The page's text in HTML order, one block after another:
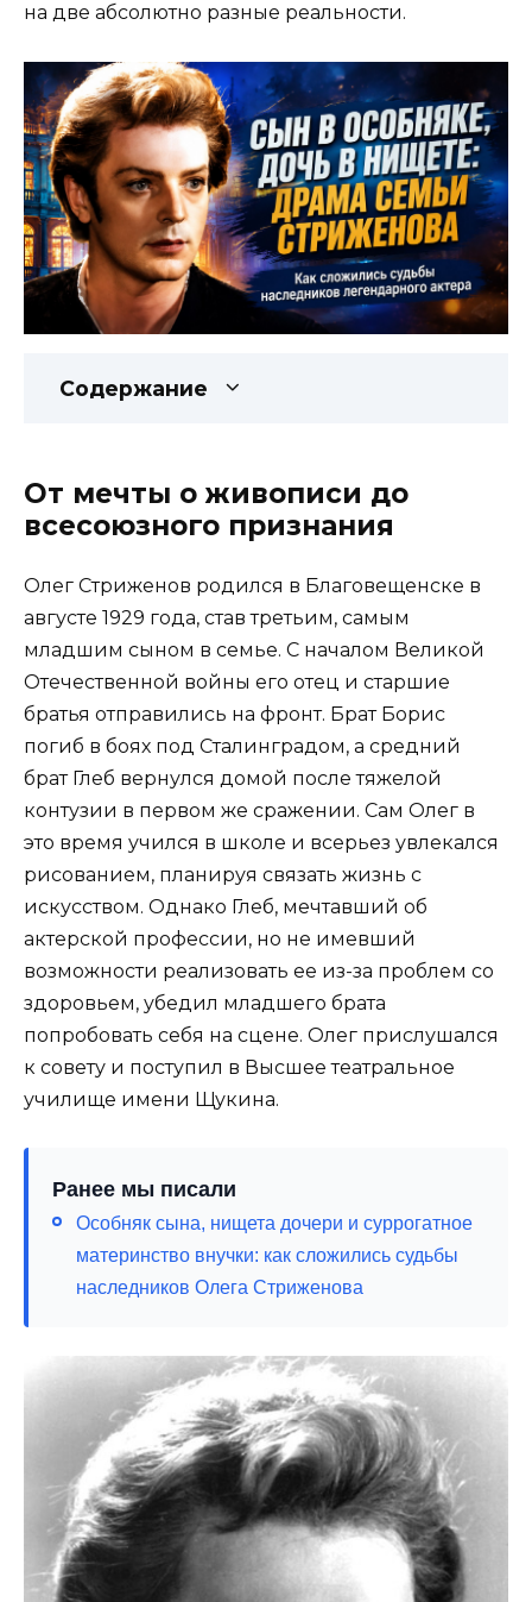
на две абсолютно разные реальности.
Содержание
От мечты о живописи до
всесоюзного признания
Олег Стриженов родился в Благовещенске в
августе 1929 года, став третьим, самым
младшим сыном в семье. С началом Великой
Отечественной войны его отец и старшие
братья отправились на фронт. Брат Борис
погиб в боях под Сталинградом, а средний
брат Глеб вернулся домой после тяжелой
контузии в первом же сражении. Сам Олег в
это время учился в школе и всерьез увлекался
рисованием, планируя связать жизнь с
искусством. Однако Глеб, мечтавший об
актерской профессии, но не имевший
возможности реализовать ее из-за проблем со
здоровьем, убедил младшего брата
попробовать себя на сцене. Олег прислушался
к совету и поступил в Высшее театральное
училище имени Щукина.
Ранее мы писали
Особняк сына, нищета дочери и суррогатное
материнство внучки: как сложились судьбы
наследников Олега Стриженова